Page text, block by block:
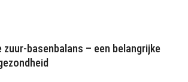
zuur-basenbalans – een belangrijke